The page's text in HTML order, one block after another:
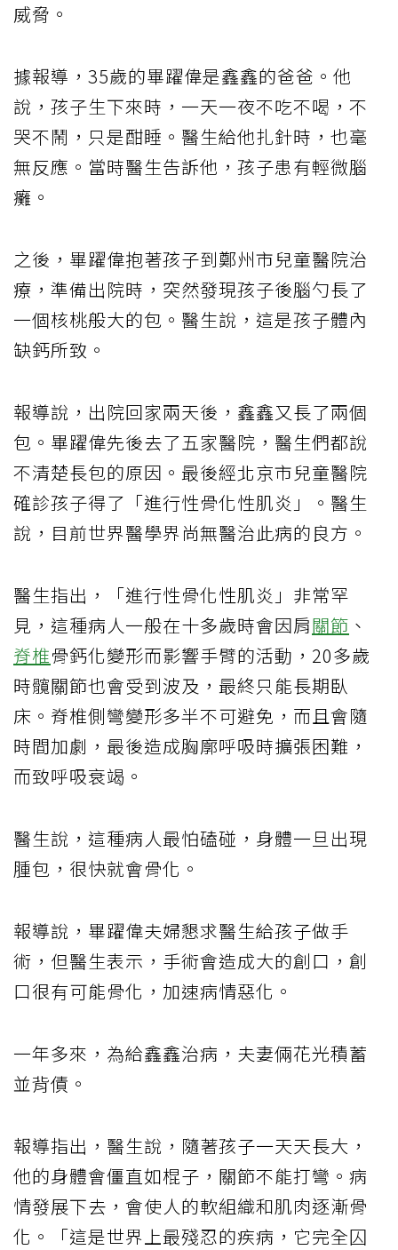
威脅。
據報導，35歲的畢躍偉是鑫鑫的爸爸。他
說，孩子生下來時，一天一夜不吃不喝，不
哭不鬧，只是酣睡。醫生給他扎針時，也毫
無反應。當時醫生告訴他，孩子患有輕微腦
癱。
之後，畢躍偉抱著孩子到鄭州市兒童醫院治
療，準備出院時，突然發現孩子後腦勺長了
一個核桃般大的包。醫生說，這是孩子體內
缺鈣所致。
報導說，出院回家兩天後，鑫鑫又長了兩個
包。畢躍偉先後去了五家醫院，醫生們都說
不清楚長包的原因。最後經北京市兒童醫院
確診孩子得了「進行性骨化性肌炎」。醫生
說，目前世界醫學界尚無醫治此病的良方。
醫生指出，「進行性骨化性肌炎」非常罕
見，這種病人一般在十多歲時會因肩關節 、
脊椎骨鈣化變形而影響手臂的活動，20多歲
時髖關節也會受到波及，最終只能長期臥
床。脊椎側彎變形多半不可避免，而且會隨
時間加劇，最後造成胸廓呼吸時擴張困難，
而致呼吸衰竭。
醫生說，這種病人最怕磕碰，身體一旦出現
腫包，很快就會骨化。
報導說，畢躍偉夫婦懇求醫生給孩子做手
術，但醫生表示，手術會造成大的創口，創
口很有可能骨化，加速病情惡化。
一年多來，為給鑫鑫治病，夫妻倆花光積蓄
並背債。
報導指出，醫生說，隨著孩子一天天長大，
他的身體會僵直如棍子，關節不能打彎。病
情發展下去，會使人的軟組織和肌肉逐漸骨
化。「這是世界上最殘忍的疾病，它完全囚